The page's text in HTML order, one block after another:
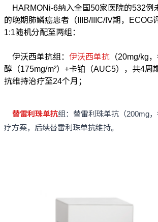
HARMONi-6纳入全国50家医院的532例
的晚期肺鳞癌患者（IIIB/IIIC/IV期，ECOG
1:1随机分配至两组：
伊沃西单抗组： 伊沃西单抗 （20mg/kg
醇（175mg/m²）+卡铂（AUC5），共4周
抗维持治疗至24个月；
替雷利珠单抗组：替雷利珠单抗（200mg
疗方案，后续替雷利珠单抗维持。